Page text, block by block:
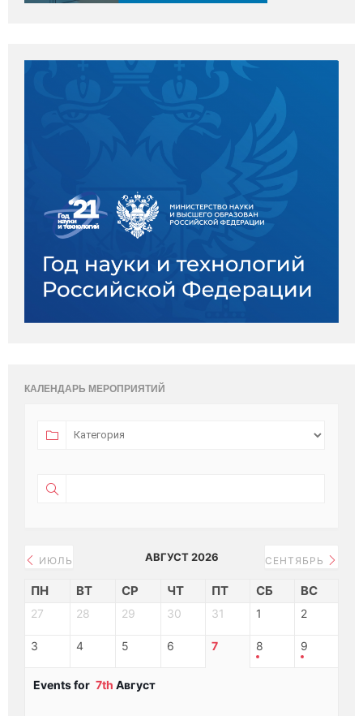
КАЛЕНДАРЬ МЕРОПРИЯТИЙ
ИЮЛЬ АВГУСТ 2026 СЕНТЯБРЬ
ПН ВТ СР ЧТ ПТ СБ ВС
27 28 29 30 31 1 2
3 4 5 6 7 8 9
Events for 7th Август